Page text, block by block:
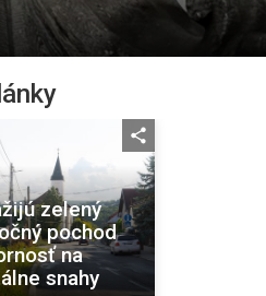
zelený
pochod
na
snahy